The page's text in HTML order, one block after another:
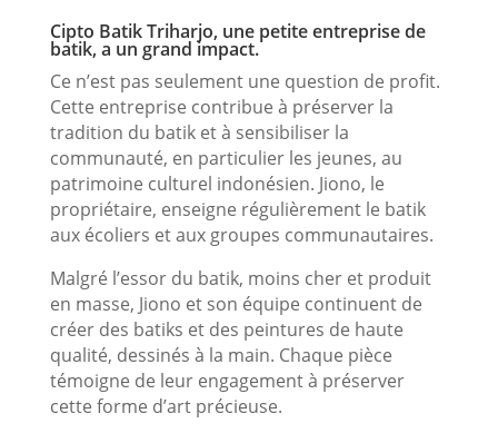
Cipto Batik Triharjo, une petite entreprise de
batik, a un grand impact.
Ce n’est pas seulement une question de profit.
Cette entreprise contribue à préserver la
tradition du batik et à sensibiliser la
communauté, en particulier les jeunes, au
patrimoine culturel indonésien. Jiono, le
propriétaire, enseigne régulièrement le batik
aux écoliers et aux groupes communautaires.
Malgré l’essor du batik, moins cher et produit
en masse, Jiono et son équipe continuent de
créer des batiks et des peintures de haute
qualité, dessinés à la main. Chaque pièce
témoigne de leur engagement à préserver
cette forme d’art précieuse.